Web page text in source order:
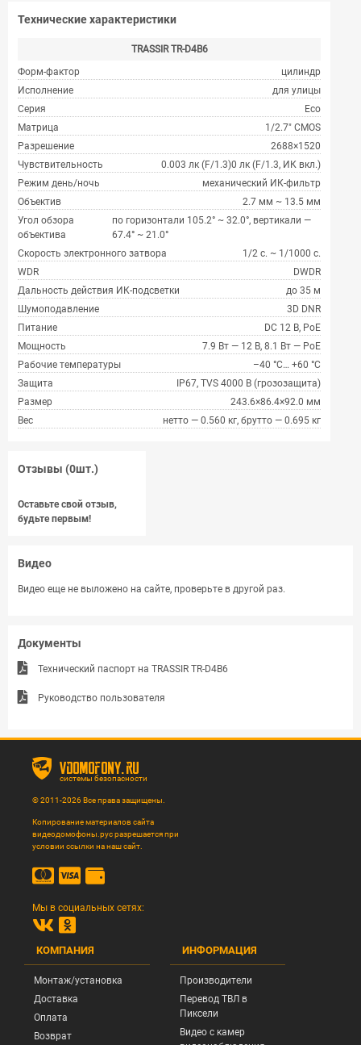
Технические характеристики
TRASSIR TR-D4B6
Форм-фактор
цилиндр
Исполнение
для улицы
Серия
Eco
Матрица
1/2.7" CMOS
Разрешение
2688×1520
Чувствительность
0.003 лк (F/1.3)0 лк (F/1.3, ИК вкл.)
Режим день/ночь
механический ИК-фильтр
Объектив
2.7 мм ~ 13.5 мм
Угол обзора
объектива
по горизонтали 105.2° ~ 32.0°, вертикали —
67.4° ~ 21.0°
Скорость электронного затвора
1/2 с. ~ 1/1000 с.
WDR
DWDR
Дальность действия ИК-подсветки
до 35 м
Шумоподавление
3D DNR
Питание
DC 12 В, PoE
Мощность
7.9 Вт — 12 В, 8.1 Вт — PoE
Рабочие температуры
–40 °C… +60 °C
Защита
IP67, TVS 4000 В (грозозащита)
Размер
243.6×86.4×92.0 мм
Вес
нетто — 0.560 кг, брутто — 0.695 кг
Отзывы (0шт.)
Оставьте свой отзыв,
будьте первым!
Видео
Видео еще не выложено на сайте, проверьте в другой раз.
Документы
Технический паспорт на TRASSIR TR-D4B6
Руководство пользователя
vdomofony.ru
системы безопасности
© 2011-2026 Все права защищены.
Копирование материалов сайта
видеодомофоны.рус разрешается при
условии ссылки на наш сайт.
Мы в социальных сетях:
КОМПАНИЯ
Монтаж/установка
Доставка
Оплата
Возврат
ИНФОРМАЦИЯ
Производители
Перевод ТВЛ в
Пиксели
Видео с камер